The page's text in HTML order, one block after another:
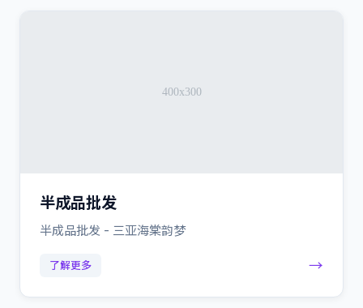
半成品批发
半成品批发 - 三亚海棠韵梦
了解更多 →